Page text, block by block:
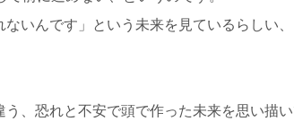
いんです」という未来を見ているらしい
、恐れと不安で頭で作った未来を思い描